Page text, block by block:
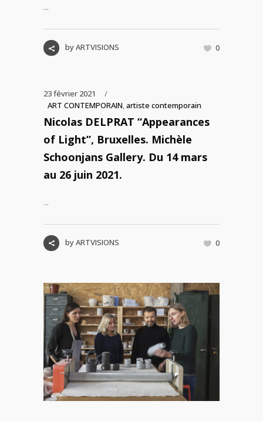
...
byARTVISIONS 0
23 février 2021
ART CONTEMPORAIN,artiste contemporain
Nicolas DELPRAT “Appearances
of Light”, Bruxelles. Michèle
Schoonjans Gallery. Du 14 mars
au 26 juin 2021.
...
byARTVISIONS 0